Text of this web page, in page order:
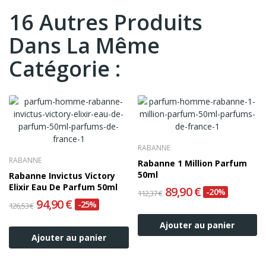
16 Autres Produits
Dans La Même
Catégorie :
RABANNE
Rabanne Invictus Victory
Elixir Eau De Parfum 50ml
126,53 € 94,90 € -25%
Ajouter au panier
RABANNE
Rabanne 1 Million Parfum
50ml
112,37 € 89,90 € -20%
Ajouter au panier